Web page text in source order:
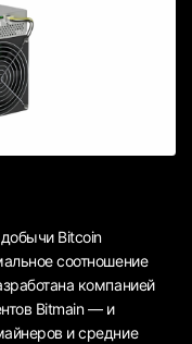
Bitcoin
соотношение
компанией
Bitmain — и
и средние